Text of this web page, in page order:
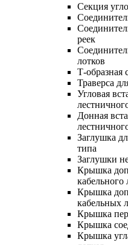
Секция
реек
лотков
Т-образная
Траверса
Угловая
Донная
Заглушка
типа
Заглушки
Крышка
кабельного
Крышка
кабельных
Крышка
Крышка
Крышка